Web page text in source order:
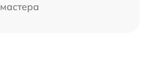
мастера